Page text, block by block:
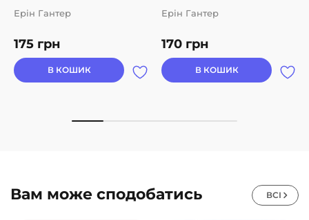
175 грн
Ерін Гантер
В КОШИК
170 грн
Ерін Гантер
В КОШИК
Вам може сподобатись ВСІ